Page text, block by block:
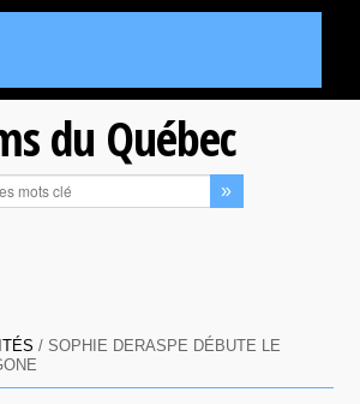
du Québec
/SOPHIE DERASPE DÉBUTE LE